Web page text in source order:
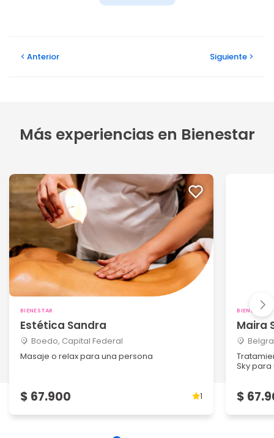
Anterior Siguiente
Más experiencias en Bienestar
BIENESTAR
Estética Sandra
Boedo, Capital Federal
Masaje o relax para una persona
$ 67.900 1
BIENESTAR
Maira
Sky para
$